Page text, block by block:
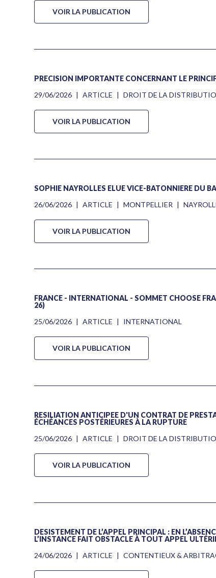
VOIR LA PUBLICATION
PRÉCISION IMPORTANTE CONCERNANT LE
29/06/2026 | ARTICLE | DROIT DE LA
VOIR LA PUBLICATION
SOPHIE NAYROLLES ÉLUE VICE-BÂTONNIÈRE DU
26/06/2026 | ARTICLE | MONTPELLIER |
VOIR LA PUBLICATION
FRANCE - INTERNATIONAL - SOMMET CHOOSE
26)
25/06/2026 | ARTICLE | INTERNATIONAL
VOIR LA PUBLICATION
RÉSILIATION ANTICIPÉE D'UN CONTRAT DE
ÉCHÉANCES POSTÉRIEURES À LA RUPTURE
25/06/2026 | ARTICLE | DROIT DE LA
VOIR LA PUBLICATION
DÉSISTEMENT DE L’APPEL PRINCIPAL : EN
L’INSTANCE FAIT OBSTACLE À TOUT APPEL
24/06/2026 | ARTICLE | CONTENTIEUX &